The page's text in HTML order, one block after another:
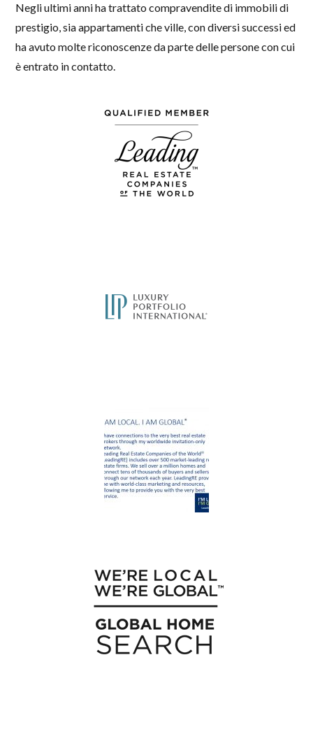
Negli ultimi anni ha trattato compravendite di immobili di
prestigio, sia appartamenti che ville, con diversi successi ed
ha avuto molte riconoscenze da parte delle persone con cui
è entrato in contatto.